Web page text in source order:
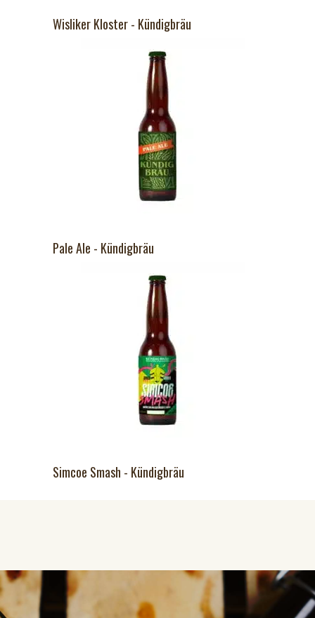
Wisliker Kloster - Kündigbräu
Pale Ale - Kündigbräu
Simcoe Smash - Kündigbräu